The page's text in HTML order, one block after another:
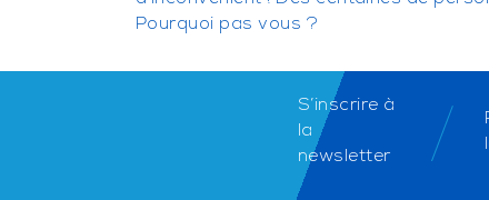
Pourquoi pas vous ?
S’inscrire à
la
newsletter